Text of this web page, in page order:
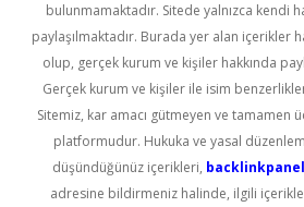
bulunmamaktadır. Sitede yalnızca kendi
paylaşılmaktadır. Burada yer alan içerikler
olup, gerçek kurum ve kişiler hakkında
Gerçek kurum ve kişiler ile isim
Sitemiz, kar amacı gütmeyen ve tamamen
platformudur. Hukuka ve yasal
düşündüğünüz içerikleri,
adresine bildirmeniz halinde, ilgili